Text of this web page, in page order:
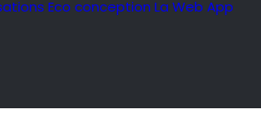
Eco conception La Web App